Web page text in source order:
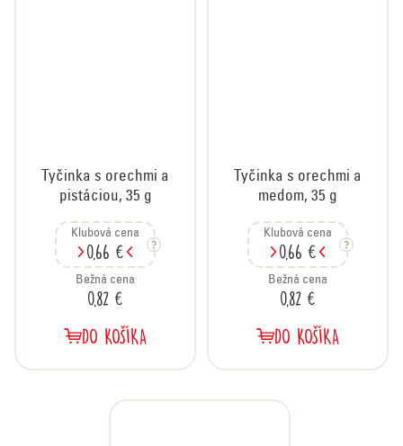
Tyčinka s orechmi a
pistáciou, 35 g
Klubová cena
0,66 €
Bežná cena
0,82 €
DO KOŠÍKA
Tyčinka s orechmi a
medom, 35 g
Klubová cena
0,66 €
Bežná cena
0,82 €
DO KOŠÍKA